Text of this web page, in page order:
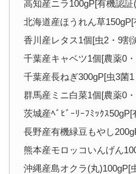
高知産ニラ100gP[有機認証
北海道産ほうれん草
香川産レタス1個[虫2・9割
千葉産キャベツ1個[農薬0
千葉産長ねぎ300gP[虫3菌1
群馬産ミニ白菜1個[農薬0
茨城産ﾍﾞﾋﾞｰﾘｰﾌﾐｯｸｽ50gP[
長野産有機緑豆もやし
熊本産モロッコいんげん
沖縄産島オクラ(丸)100gP[